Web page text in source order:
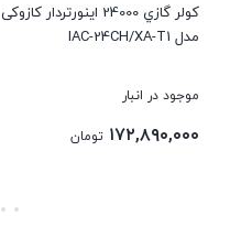
كولر گازي 24000 اينورتردار کازوکی
مدل IAC-24CH/XA-T1
موجود در انبار
۱۷۲,۸۹۰,۰۰۰ تومان